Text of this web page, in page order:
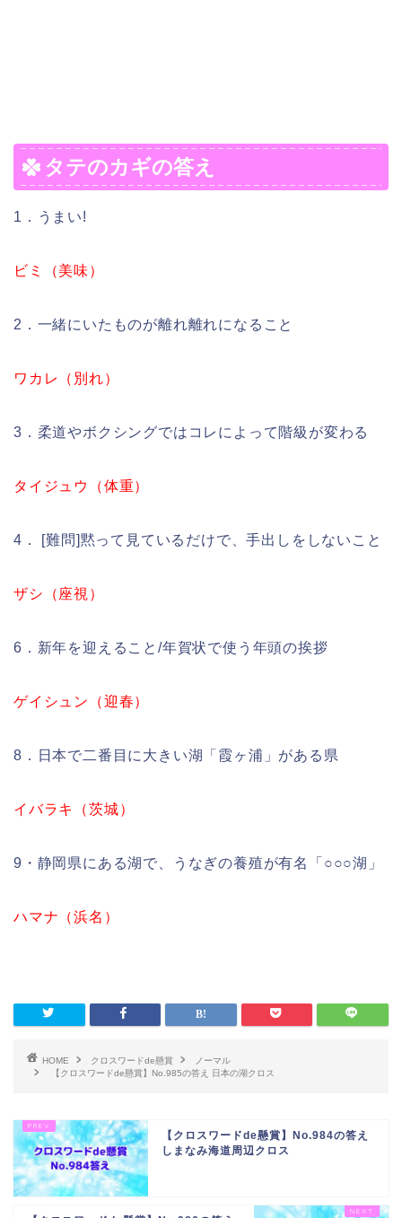
タテのカギの答え
1．うまい!
ビミ（美味）
2．一緒にいたものが離れ離れになること
ワカレ（別れ）
3．柔道やボクシングではコレによって階級が変わる
タイジュウ（体重）
4． [難問]黙って見ているだけで、手出しをしないこと
ザシ（座視）
6．新年を迎えること/年賀状で使う年頭の挨拶
ゲイシュン（迎春）
8．日本で二番目に大きい湖「霞ヶ浦」がある県
イバラキ（茨城）
9・静岡県にある湖で、うなぎの養殖が有名「○○○湖」
ハマナ（浜名）
HOME クロスワードde懸賞
ノーマル
【クロスワードde懸賞】No.985の答え 日本の湖クロス
【クロスワードde懸賞】No.984の答え
しまなみ海道周辺クロス